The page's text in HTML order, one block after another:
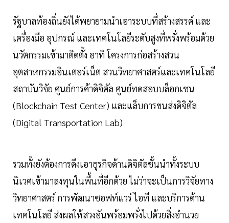
รัฐบาลท้องถิ่นยังได้พยายามนำเอาระบบที่สร้างสรรค์ และ
เครื่องมือ อุปกรณ์ และเทคโนโลยีระดับสูงที่พรั่งพร้อมด้วย
นวัตกรรมเข้ามาติดตั้ง อาทิ โครงการก่อสร้างสวน
อุตสาหกรรมอินเตอร์เน็ต สวนวิทยาศาสตร์และเทคโนโลยี
สถาบันวิจัย ศูนย์การค้าดิจิตัล ศูนย์ทดสอบบล็อกเชน
(Blockchain Test Center) และแล็บการขนส่งดิจิตัล
(Digital Transportation Lab)
รวมทั้งยังต้องการดึงเอาธุรกิจด้านดิจิตัลชั้นนำทั้งระบบ
นิเวศเข้ามาลงทุนในพื้นที่อีกด้วย ไม่ว่าจะเป็นการวิจัยทาง
วิทยาศาสตร์ การพัฒนาซอฟท์แวร์ ไอที และบริการด้าน
เทคโนโลยี ส่งผลให้สวงอันพร้อมพรั่งไปด้วยสิ่งอำนวย